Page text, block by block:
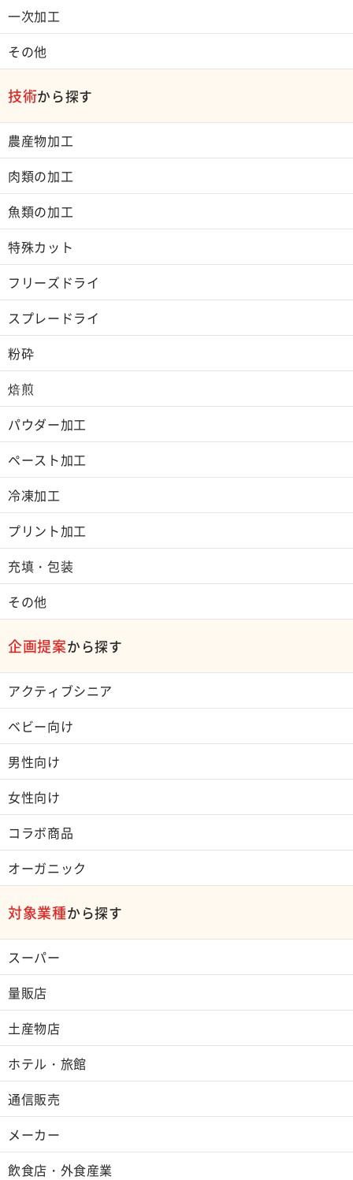
一次加工
その他
技術から探す
農産物加工
肉類の加工
魚類の加工
特殊カット
フリーズドライ
スプレードライ
粉砕
焙煎
パウダー加工
ペースト加工
冷凍加工
プリント加工
充填・包装
その他
企画提案から探す
アクティブシニア
ベビー向け
男性向け
女性向け
コラボ商品
オーガニック
対象業種から探す
スーパー
量販店
土産物店
ホテル・旅館
通信販売
メーカー
飲食店・外食産業